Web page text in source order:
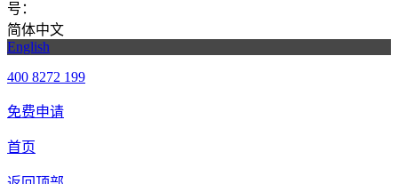
号：
简体中文
English
400 8272 199
免费申请
首页